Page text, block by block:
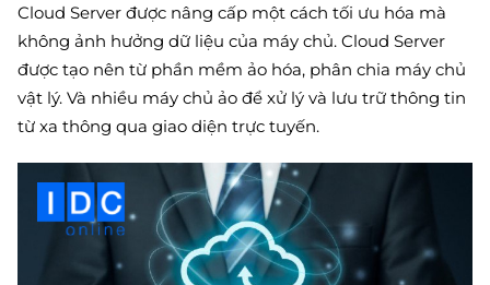
Cloud Server được nâng cấp một cách tối ưu hóa mà
không ảnh hưởng dữ liệu của máy chủ. Cloud Server
được tạo nên từ phần mềm ảo hóa, phân chia máy chủ
vật lý. Và nhiều máy chủ ảo để xử lý và lưu trữ thông tin
từ xa thông qua giao diện trực tuyến.